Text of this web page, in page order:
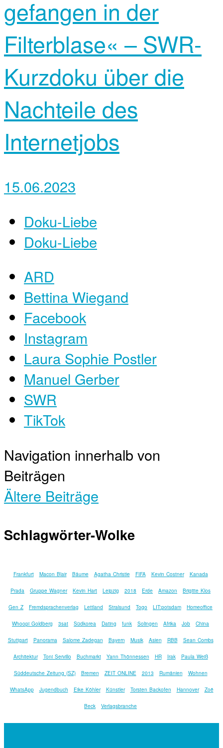
gefangen in der
Filterblase« – SWR-
Kurzdoku über die
Nachteile des
Internetjobs
15.06.2023
Doku-Liebe
Doku-Liebe
ARD
Bettina Wiegand
Facebook
Instagram
Laura Sophie Postler
Manuel Gerber
SWR
TikTok
Navigation innerhalb von
Beiträgen
Ältere Beiträge
Schlagwörter-Wolke
Frankfurt Macon Blair Bäume Agatha Christie FIFA Kevin Costner Kanada
Prada Gruppe Wagner Kevin Hart Leipzig 2018 Erde Amazon Brigitte Klos
Gen Z Fremdsprachenverlag Lettland Stralsund Togo LIT:potsdam Homeoffice
Whoopi Goldberg 3sat Südkorea Dating funk Solingen Afrika Job China
Stuttgart Panorama Salome Zadegan Bayern Musik Asien RBB Sean Combs
Architektur Toni Servillo Buchmarkt Yann Thönnessen HR Irak Paula Weiß
Süddeutsche Zeitung (SZ) Bremen ZEIT ONLINE 2013 Rumänien Wohnen
WhatsApp Jugendbuch Eike Köhler Künstler Torsten Backofen Hannover Zoë
Beck Verlagsbranche